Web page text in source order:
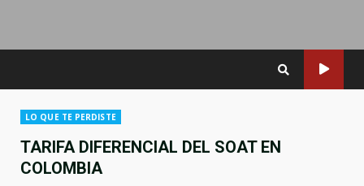
LO QUE TE PERDISTE
TARIFA DIFERENCIAL DEL SOAT EN
COLOMBIA